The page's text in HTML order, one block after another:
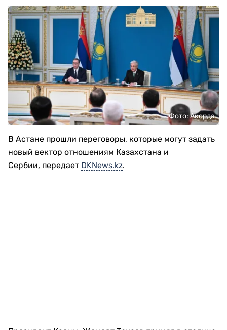
Фото: Акорда
В Астане прошли переговоры, которые могут задать
новый вектор отношениям Казахстана и
Сербии, передает DKNews.kz.